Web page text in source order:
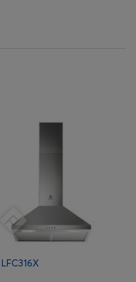
LFC316X